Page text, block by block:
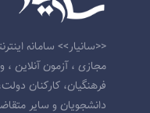
<<سانیار>> سامانه
مجازی ، آزمون آنلاین
فرهنگیان، کارکنان
دانشجویان و سایر